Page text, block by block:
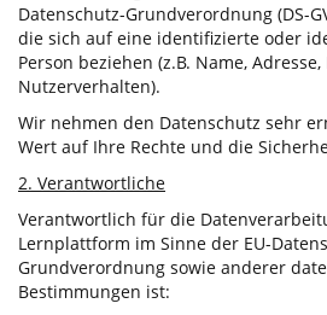
Datenschutz-Grundverordnung (DS-
die sich auf eine identifizierte oder
Person beziehen (z.B. Name,
Nutzerverhalten).
Wir nehmen den Datenschutz sehr
Wert auf Ihre Rechte und die
2. Verantwortliche
Verantwortlich für die
Lernplattform im Sinne der EU-
Grundverordnung sowie anderer
Bestimmungen ist: